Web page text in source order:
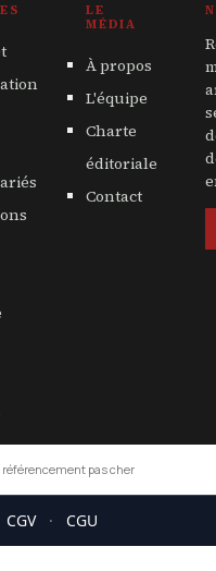
LE
MÉDIA
À propos
L'équipe
Charte
éditoriale
Contact
référencement pas cher
CGV · CGU